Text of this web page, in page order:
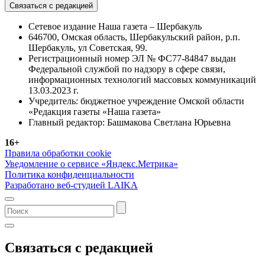
Связаться с редакцией
Сетевое издание Наша газета – Шербакуль
646700, Омская область, Шербакульский район, р.п.
Шербакуль, ул Советская, 99.
Регистрационный номер ЭЛ № ФС77-84847 выдан
Федеральной службой по надзору в сфере связи,
информационных технологий массовых коммуникаций
13.03.2023 г.
Учредитель: бюджетное учреждение Омской области
«Редакция газеты «Наша газета»
Главный редактор: Башмакова Светлана Юрьевна
16+
Правила обработки cookie
Уведомление о сервисе «Яндекс.Метрика»
Политика конфиденциальности
Разработано веб-студией LAIKA
Связаться с редакцией